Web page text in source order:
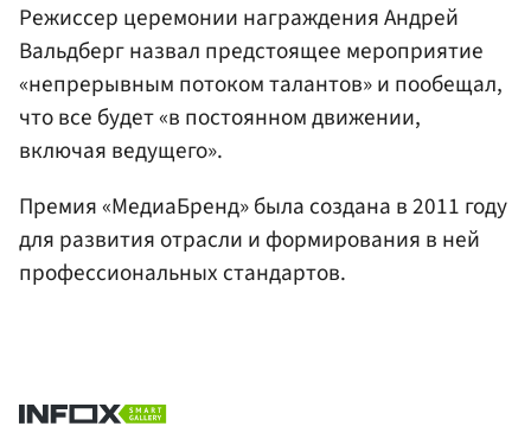
Режиссер церемонии награждения Андрей
Вальдберг назвал предстоящее мероприятие
«непрерывным потоком талантов» и пообещал,
что все будет «в постоянном движении,
включая ведущего».
Премия «МедиаБренд» была создана в 2011 году
для развития отрасли и формирования в ней
профессиональных стандартов.